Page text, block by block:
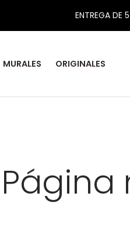
ENTREGA DE
MURALES ORIGINALES